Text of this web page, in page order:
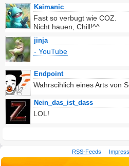
Kaimanic
Fast so verbugt wie COZ.
Nicht hauen, Chill!^^
jinja
- YouTube
Endpoint
Wahrscihlich eines Arts von
Nein_das_ist_dass
LOL!
RSS-Feeds